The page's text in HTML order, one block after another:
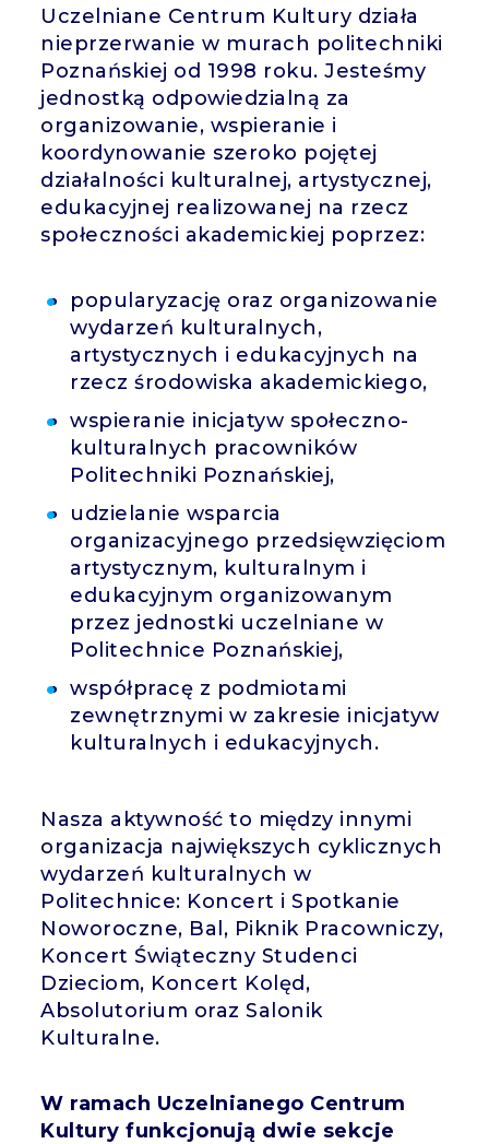
Uczelniane Centrum Kultury działa
nieprzerwanie w murach politechniki
Poznańskiej od 1998 roku. Jesteśmy
jednostką odpowiedzialną za
organizowanie, wspieranie i
koordynowanie szeroko pojętej
działalności kulturalnej, artystycznej,
edukacyjnej realizowanej na rzecz
społeczności akademickiej poprzez:
popularyzację oraz organizowanie
wydarzeń kulturalnych,
artystycznych i edukacyjnych na
rzecz środowiska akademickiego,
wspieranie inicjatyw społeczno-
kulturalnych pracowników
Politechniki Poznańskiej,
udzielanie wsparcia
organizacyjnego przedsięwzięciom
artystycznym, kulturalnym i
edukacyjnym organizowanym
przez jednostki uczelniane w
Politechnice Poznańskiej,
współpracę z podmiotami
zewnętrznymi w zakresie inicjatyw
kulturalnych i edukacyjnych.
Nasza aktywność to między innymi
organizacja największych cyklicznych
wydarzeń kulturalnych w
Politechnice: Koncert i Spotkanie
Noworoczne, Bal, Piknik Pracowniczy,
Koncert Świąteczny Studenci
Dzieciom, Koncert Kolęd,
Absolutorium oraz Salonik
Kulturalne.
W ramach Uczelnianego Centrum
Kultury funkcjonują dwie sekcje